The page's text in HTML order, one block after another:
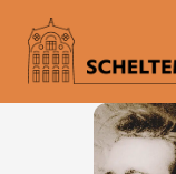
naar
inhoud